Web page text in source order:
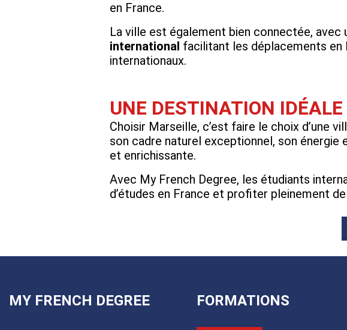
en France.
La ville est également bien connectée,
international facilitant les déplacements en
internationaux.
UNE DESTINATION
Choisir Marseille, c’est faire le choix d’une
son cadre naturel exceptionnel, son
et enrichissante.
Avec My French Degree, les étudiants
d’études en France et profiter pleinement
MY FRENCH DEGREE FORMATIONS